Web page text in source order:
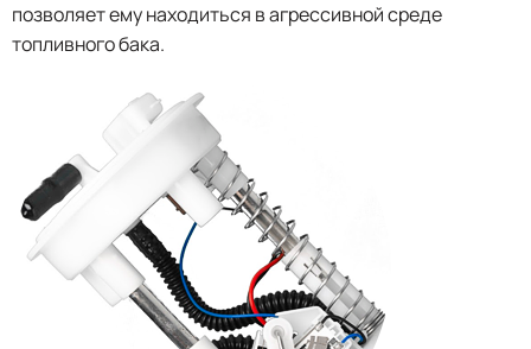
позволяет ему находиться в агрессивной среде
топливного бака.